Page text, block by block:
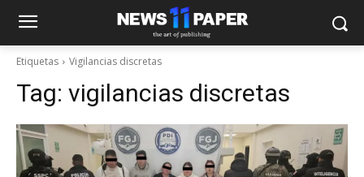
Etiquetas Vigilancias discretas
Tag: vigilancias discretas